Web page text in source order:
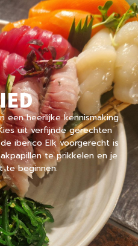
een heerlijke kennismaking
uit verfijnde gerechten
iberico Elk voorgerecht is
te prikkelen en je
te beginnen.